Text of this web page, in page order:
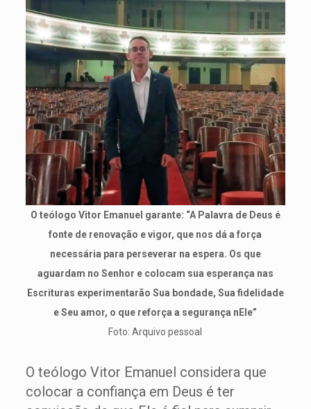
O teólogo Vitor Emanuel garante: “A Palavra de Deus é
fonte de renovação e vigor, que nos dá a força
necessária para perseverar na espera. Os que
aguardam no Senhor e colocam sua esperança nas
Escrituras experimentarão Sua bondade, Sua fidelidade
e Seu amor, o que reforça a segurança nEle”
Foto: Arquivo pessoal
O teólogo Vitor Emanuel considera que
colocar a confiança em Deus é ter